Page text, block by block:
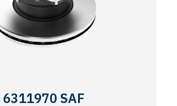
6311970 SAF